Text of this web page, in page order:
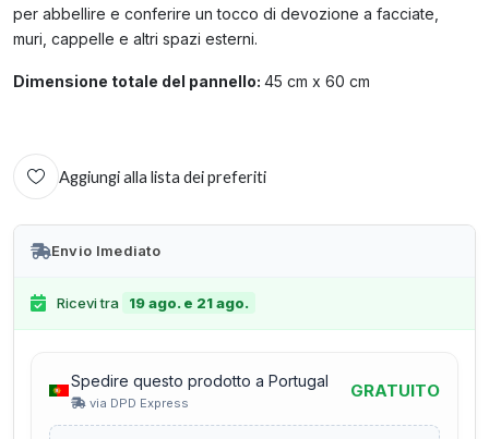
per abbellire e conferire un tocco di devozione a facciate,
muri, cappelle e altri spazi esterni.
Dimensione totale del pannello: 45 cm x 60 cm
Aggiungi alla lista dei preferiti
Envio Imediato
Ricevi tra 19 ago. e 21 ago.
Spedire questo prodotto a Portugal
via DPD Express
GRATUITO